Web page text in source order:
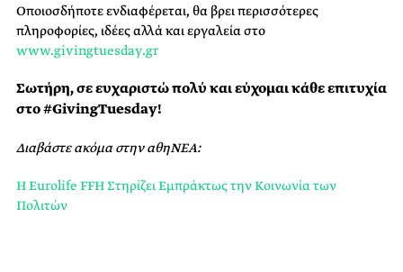
Οποιοσδήποτε ενδιαφέρεται, θα βρει περισσότερες
πληροφορίες, ιδέες αλλά και εργαλεία στο
www.givingtuesday.gr
Σωτήρη, σε ευχαριστώ πολύ και εύχομαι κάθε επιτυχία
στο #GivingTuesday!
Διαβάστε ακόμα στην αθηΝΕΑ:
Η Eurolife FFH Στηρίζει Εμπράκτως την Κοινωνία των
Πολιτών